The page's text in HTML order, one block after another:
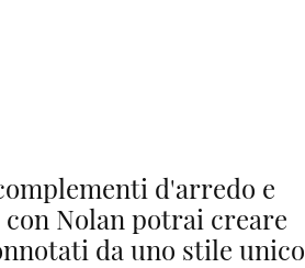
d'arredo e
Nolan potrai creare
da uno stile unico